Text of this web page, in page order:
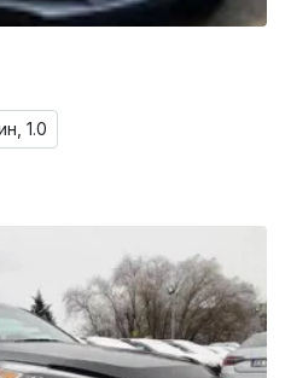
1.0